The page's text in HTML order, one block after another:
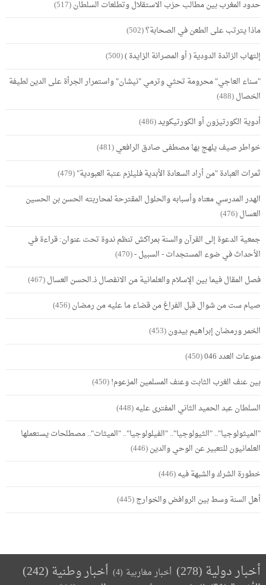
حدود المغرب بين مطالب حزب الاستقلال وتطلعات السلطان(517)
ماذا يترتب على الطعن في الصحابة؟(502)
إلتهاب الزائدة الدودية ( أو المصرانة الزايدة )(500)
"سناء العاجي" محرومة تحثي وترمي "نيشان" واستمرار الجرأة على الدين لطيفة
الخصال(488)
أدوية الكورتيزون أو الكورتيكويد(486)
خواطر صيف يلهج بها مصطفى صادق الرافعي(481)
ثمرات العبادة "من أراد السعادة الأبدية فليلزم عتبة العبودية"(479)
الهدر المدرسي معناه وأسبابه والحلول المقترحة لمحاربته الحسن بن الحسين
العسال(476)
جمعية الدعوة إلى القرآن والسنة بمراكش تنظم ندوة تحت عنوان: قراءة في
الأحداث في ضوء المستجدات - السبيل -(470)
فصل المقال فيما بين الإسلام والعلمانية من الانفصال ذ.الحسن العسال(467)
صيام ست من شوال قبل الفراغ من قضاء ما عليه من رمضان(456)
الخمر ورمضان إبراهيم بيدون(453)
منوعات العدد 046
(450)
بين عنف الغرب الثابت وعنف المسلمين المزعوم!(450)
السلطان عبد الحميد الثاني المفترى عليه(448)
"الميثولوجيا".. "الثيولوجيا".. "الفيلولوجيا".. "الميثات".. مصطلحات يستعملها
العلمانيون للتعبير عن الوحي والدين(446)
خطورة الشرك والشبهة فيه(446)
أهل السنة وسط بين الروافض والخوارج(445)
أخبار دولية (278) أخبار مغاربية (4) أخبار وطنية(242)